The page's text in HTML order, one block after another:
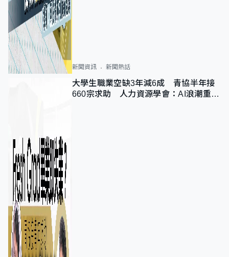
新聞資訊 新聞熱話
大學生職業空缺3年減6成 青協半年接
660宗求助 人力資源學會：AI浪潮重整